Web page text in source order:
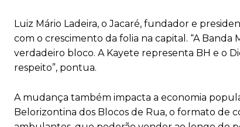
Luiz Mário Ladeira, o Jacaré, fundador e
com o crescimento da folia na capital. “A
verdadeiro bloco. A Kayete representa BH e o
respeito”, pontua.
A mudança também impacta a economia
Belorizontina dos Blocos de Rua, o formato de